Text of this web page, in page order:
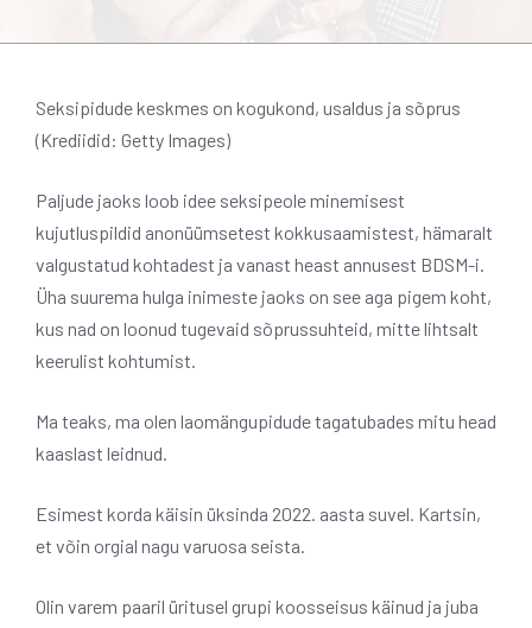
Seksipidude keskmes on kogukond, usaldus ja sõprus
(Krediidid: Getty Images)
Paljude jaoks loob idee seksipeole minemisest
kujutluspildid anonüümsetest kokkusaamistest, hämaralt
valgustatud kohtadest ja vanast heast annusest BDSM-i.
Üha suurema hulga inimeste jaoks on see aga pigem koht,
kus nad on loonud tugevaid sõprussuhteid, mitte lihtsalt
keerulist kohtumist.
Ma teaks, ma olen laomängupidude tagatubades mitu head
kaaslast leidnud.
Esimest korda käisin üksinda 2022. aasta suvel. Kartsin,
et võin orgial nagu varuosa seista.
Olin varem paaril üritusel grupi koosseisus käinud ja juba